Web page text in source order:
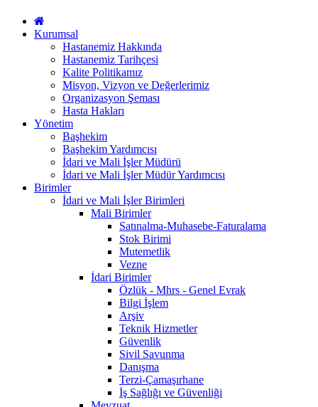
Kurumsal
Hastanemiz Hakkında
Hastanemiz Tarihçesi
Kalite Politikamız
Misyon, Vizyon ve Değerlerimiz
Organizasyon Şeması
Hasta Hakları
Yönetim
Başhekim
Başhekim Yardımcısı
İdari ve Mali İşler Müdürü
İdari ve Mali İşler Müdür Yardımcısı
Birimler
İdari ve Mali İşler Birimleri
Mali Birimler
Satınalma-Muhasebe-Faturalama
Stok Birimi
Mutemetlik
Vezne
İdari Birimler
Özlük - Mhrs - Genel Evrak
Bilgi İşlem
Arşiv
Teknik Hizmetler
Güvenlik
Sivil Savunma
Danışma
Terzi-Çamaşırhane
İş Sağlığı ve Güvenliği